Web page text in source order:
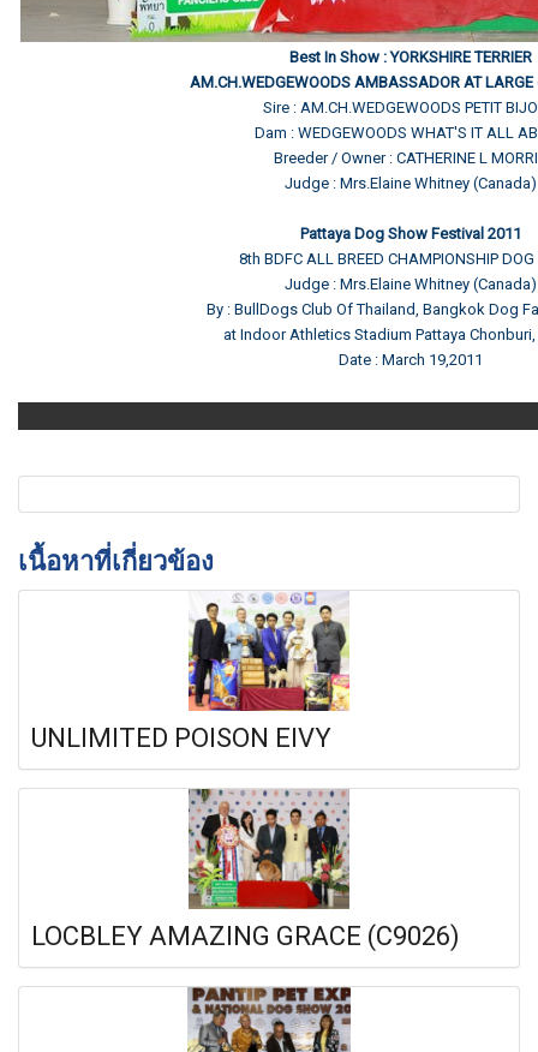
Best In Show : YORKSHIRE TERRIER
AM.CH.WEDGEWOODS AMBASSADOR AT
Sire : AM.CH.WEDGEWOODS PETIT
Dam : WEDGEWOODS WHAT'S IT ALL
Breeder / Owner : CATHERINE L
Judge : Mrs.Elaine Whitney (Canada)
Pattaya Dog Show Festival 2011
8th BDFC ALL BREED CHAMPIONSHIP
Judge : Mrs.Elaine Whitney (Canada)
By : BullDogs Club Of Thailand, Bangkok Dog
at Indoor Athletics Stadium Pattaya
Date : March 19,2011
เนื้อหาที่เกี่ยวข้อง
UNLIMITED POISON EIVY
LOCBLEY AMAZING GRACE (C9026)